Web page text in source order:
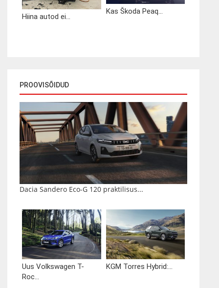
Hiina autod ei...
Kas Škoda Peaq...
PROOVISÕIDUD
Dacia Sandero Eco-G 120 praktilisus...
Uus Volkswagen T-
Roc...
KGM Torres Hybrid:...